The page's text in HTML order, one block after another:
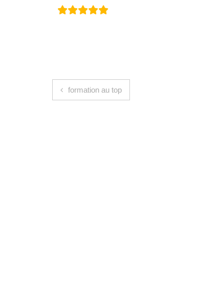
Navigation de l’article
formation au top